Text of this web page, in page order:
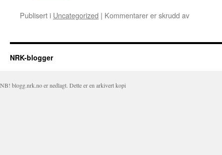
Publisert i Uncategorized | Kommentarer er skrudd av
NRK
NRK-blogger
NB! blogg.nrk.no er nedlagt. Dette er en arkivert kopi